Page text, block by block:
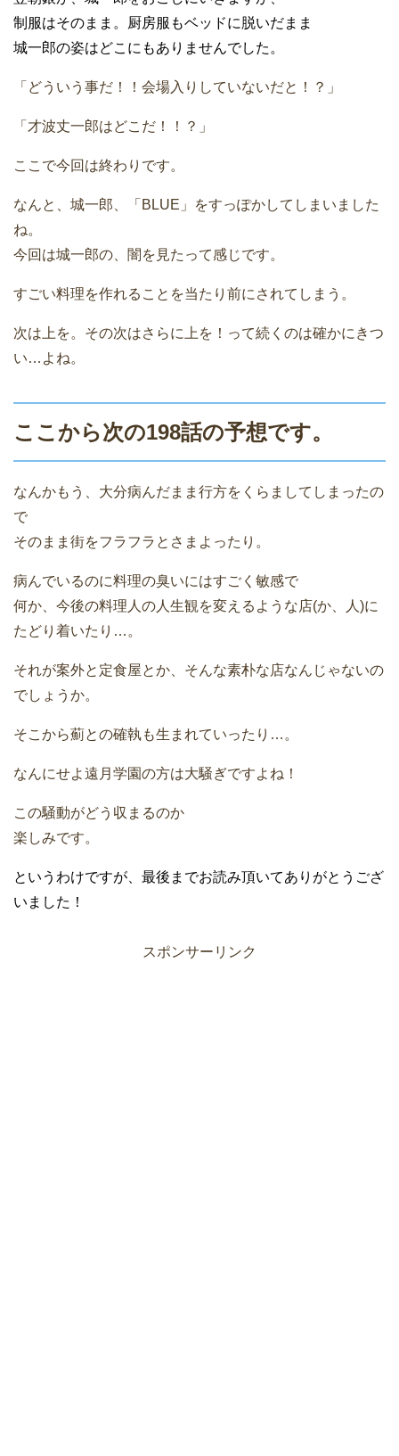
制服はそのまま。厨房服もベッドに脱いだまま
城一郎の姿はどこにもありませんでした。
「どういう事だ！！会場入りしていないだと！？」
「才波丈一郎はどこだ！！？」
ここで今回は終わりです。
なんと、城一郎、「BLUE」をすっぽかしてしまいました
ね。
今回は城一郎の、闇を見たって感じです。
すごい料理を作れることを当たり前にされてしまう。
次は上を。その次はさらに上を！って続くのは確かにきつ
い…よね。
ここから次の198話の予想です。
なんかもう、大分病んだまま行方をくらましてしまったの
で
そのまま街をフラフラとさまよったり。
病んでいるのに料理の臭いにはすごく敏感で
何か、今後の料理人の人生観を変えるような店(か、人)に
たどり着いたり…。
それが案外と定食屋とか、そんな素朴な店なんじゃないの
でしょうか。
そこから薊との確執も生まれていったり…。
なんにせよ遠月学園の方は大騒ぎですよね！
この騒動がどう収まるのか
楽しみです。
というわけですが、最後までお読み頂いてありがとうござ
いました！
スポンサーリンク